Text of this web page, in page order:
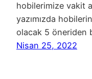
hobilerimize vakit
yazımızda
olacak 5 öneriden
Nisan 25, 2022